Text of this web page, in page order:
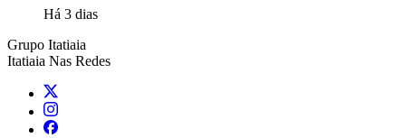
Há 3 dias
Grupo Itatiaia
Itatiaia Nas Redes